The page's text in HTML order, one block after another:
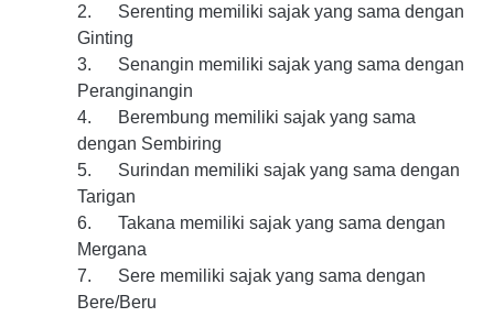
2.
Serenting memiliki sajak yang sama dengan
Ginting
3.
Senangin memiliki sajak yang sama dengan
Peranginangin
4.
Berembung memiliki sajak yang sama
dengan Sembiring
5.
Surindan memiliki sajak yang sama dengan
Tarigan
6.
Takana memiliki sajak yang sama dengan
Mergana
7.
Sere memiliki sajak yang sama dengan
Bere/Beru